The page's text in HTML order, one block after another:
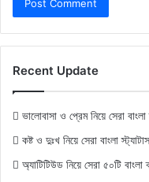
Recent Update
ভালোবাসা ও প্রেম নিয়ে সেরা
কষ্ট ও দুঃখ নিয়ে সেরা বাংলা
অ্যাটিটিউড নিয়ে সেরা ৫০টি